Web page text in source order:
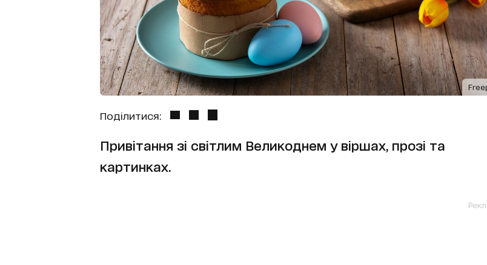
Поділитися:
Привітання зі світлим Великоднем у віршах, прозі та
картинках.